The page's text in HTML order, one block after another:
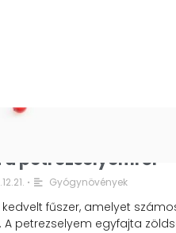
a petrezselyemről
• Gyógynövények
fűszer, amelyet
A petrezselyem egyfajta